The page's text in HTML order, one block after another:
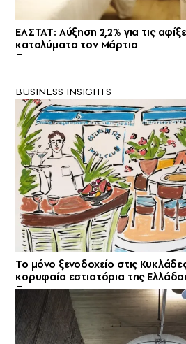
ΕΛΣΤΑΤ: Αύξηση 2,2% για τις
καταλύματα τον Μάρτιο
BUSINESS INSIGHTS
Το μόνο ξενοδοχείο στις
κορυφαία εστιατόρια της